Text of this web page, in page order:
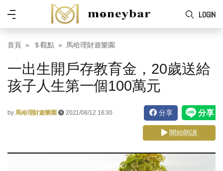
Skip to main content
LOGIN
功
能
表
首頁 ＄觀點 馬哈理財遊樂園
一出生開戶存教育金，20歲送給
孩子人生第一個100萬元
by 馬哈理財遊樂園 2021/08/12 16:30 分享
開始朗讀